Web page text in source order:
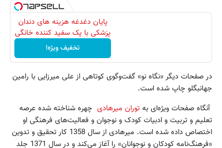
پایان دغدغه هزینه های دندان
پزشکی با پک سفید کننده خانگی
تخفیف ویژه!
در صفحات دیگر «نگاه نو» گفت‌وگوی کوتاهی از علی میرزایی با رامین
جهانبگلو چاپ شده است.
آنگاه صفحات ویژه‌ای به توران میرهادی چهره شناخته شده عرصه
تعلیم و تربیت و ادبیات کودک و نوجوان و فعالیت‌های فرهنگی او
اختصاص داده شده است. میرهادی از سال 1358 کار تحقیق و تدوین
«فرهنگ‌نامه کودکان و نوجوانان» را آغاز می‌کند و در سال 1371 جلد